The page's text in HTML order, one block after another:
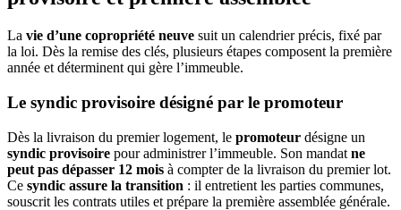
La vie d’une copropriété neuve suit un calendrier précis, fixé par
la loi. Dès la remise des clés, plusieurs étapes composent la première
année et déterminent qui gère l’immeuble.
Le syndic provisoire désigné par le promoteur
Dès la livraison du premier logement, le promoteur désigne un
syndic provisoire pour administrer l’immeuble. Son mandat ne
peut pas dépasser 12 mois à compter de la livraison du premier lot.
Ce syndic assure la transition : il entretient les parties communes,
souscrit les contrats utiles et prépare la première assemblée générale.